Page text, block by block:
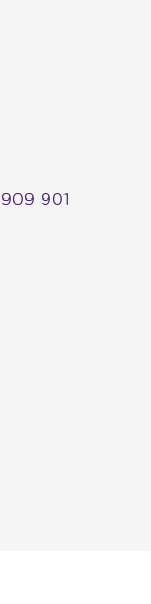
901